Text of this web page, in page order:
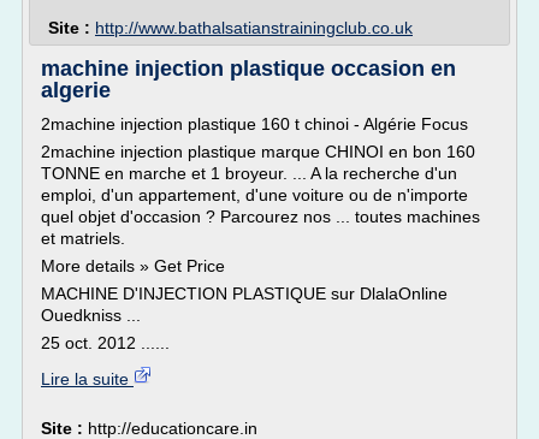
Site : http://www.bathalsatianstrainingclub.co.uk
machine injection plastique occasion en
algerie
2machine injection plastique 160 t chinoi - Algérie Focus
2machine injection plastique marque CHINOI en bon 160
TONNE en marche et 1 broyeur. ... A la recherche d'un
emploi, d'un appartement, d'une voiture ou de n'importe
quel objet d'occasion ? Parcourez nos ... toutes machines
et matriels.
More details » Get Price
MACHINE D'INJECTION PLASTIQUE sur DlalaOnline
Ouedkniss ...
25 oct. 2012 ......
Lire la suite
Site : http://educationcare.in